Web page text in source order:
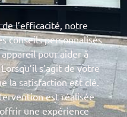
l’efficacité, notre
conseils personnalisés
pour aider à
s’agit de votre
la satisfaction est clé.
est réalisée
une expérience